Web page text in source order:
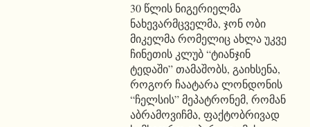
30 წლის ნიგერიელმა
ნახევარმცველმა, ჯონ ობი
მიკელმა რომელიც ახლა უკვე
ჩინეთის კლუბ “ტიანჯინ
ტედაში” თამაშობს, გაიხსენა,
როგორ ჩაატარა ლონდონის
“ჩელსის” მეპატრონემ, რომან
აბრამოვიჩმა, ფაქტობრივად